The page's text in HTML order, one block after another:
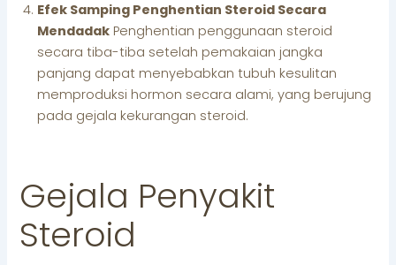
Efek Samping Penghentian Steroid Secara
Mendadak Penghentian penggunaan steroid
secara tiba-tiba setelah pemakaian jangka
panjang dapat menyebabkan tubuh kesulitan
memproduksi hormon secara alami, yang berujung
pada gejala kekurangan steroid.
Gejala Penyakit
Steroid